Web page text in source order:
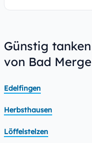
Günstig
von Bad
Edelfingen
Herbsthausen
Löffelstelzen